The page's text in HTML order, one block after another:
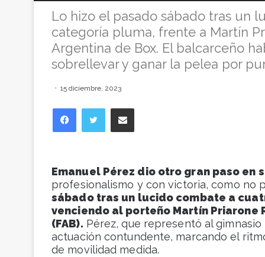
Lo hizo el pasado sábado tras un
categoría pluma, frente a Martín
Argentina de Box. El balcarceño
sobrellevar y ganar la pelea por
15 diciembre, 2023
Facebook
Emanuel Pérez dio otro gran paso en
profesionalismo y con victoria, como no
sábado tras un lucido combate a
venciendo al porteño Martín Priarone
(FAB). Pérez, que representó al
actuación contundente, marcando el
de movilidad medida.